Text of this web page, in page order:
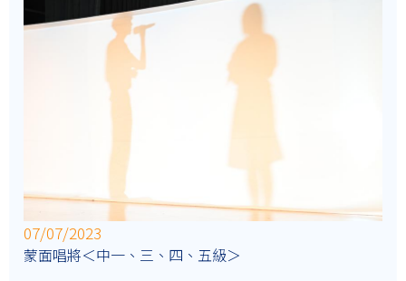
07/07/2023
蒙面唱將＜中一、三、四、五級＞